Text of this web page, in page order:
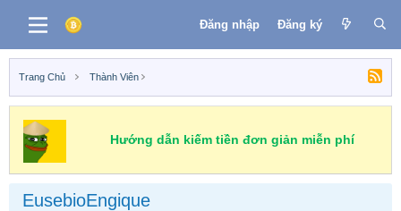
Đăng nhập Đăng ký
Trang Chủ Thành Viên
Hướng dẫn kiếm tiền đơn giản miễn phí
EusebioEngique